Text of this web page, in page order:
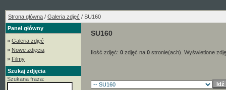
Strona główna / Galeria zdjęć / SU160
Panel główny
» Galeria zdjęć
» Nowe zdjęcia
» Filmy
Szukaj zdjęcia
Szukana fraza:
SU160
Ilość zdjęć: 0 zdjęć na 0 stronie(ach). Wyświetlone